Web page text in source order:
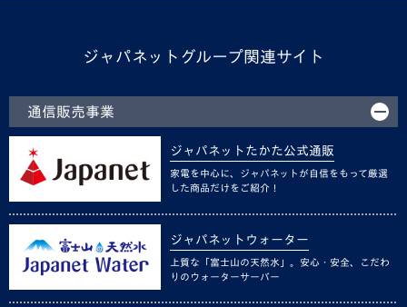
ジャパネットグループ関連サイト
通信販売事業
ジャパネットたかた公式通販
家電を中心に、ジャパネットが自信をもって厳選
した商品だけをご紹介！
ジャパネットウォーター
上質な「富士山の天然水」。安心・安全、こだわ
りのウォーターサーバー